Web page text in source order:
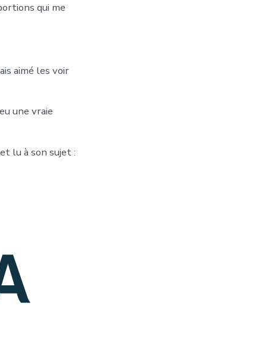
qui me
aimé les voir
une vraie
lu à son sujet :